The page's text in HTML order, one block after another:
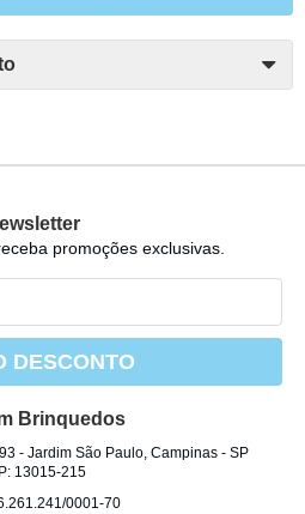
promoções exclusivas.
DESCONTO
Brinquedos
- Jardim São Paulo, Campinas- SP
13015-215
0001-70